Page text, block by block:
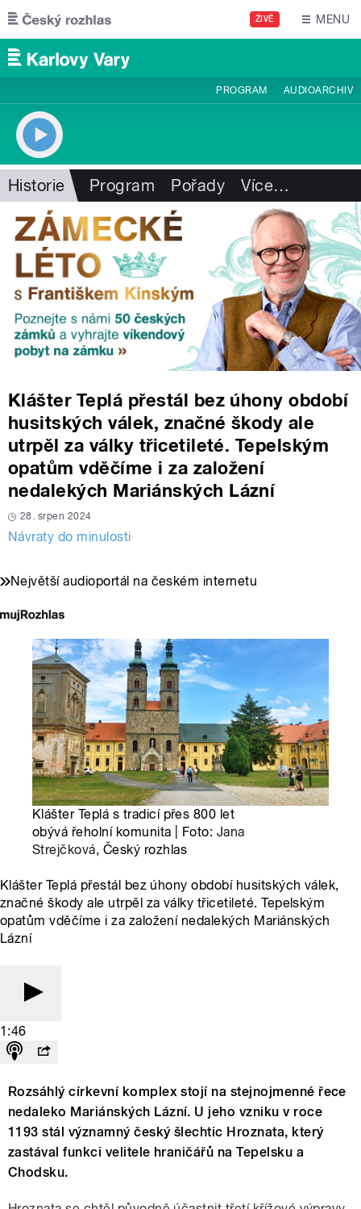
Přejít k hlavnímu obsahu
ŽIVĚ MENU
PROGRAM AUDIOARCHIV
Historie Program Pořady Více…
Klášter Teplá přestál bez úhony období
husitských válek, značné škody ale
utrpěl za války třicetileté. Tepelským
opatům vděčíme i za založení
nedalekých Mariánských Lázní
28. srpen 2024
Návraty do minulosti
Největší audioportál na českém internetu
Klášter Teplá s tradicí přes 800 let
obývá řeholní komunita | Foto: Jana
Strejčková, Český rozhlas
Klášter Teplá přestál bez úhony období husitských válek,
značné škody ale utrpěl za války třicetileté. Tepelským
opatům vděčíme i za založení nedalekých Mariánských
Lázní
1:46
Rozsáhlý církevní komplex stojí na stejnojmenné řece
nedaleko Mariánských Lázní. U jeho vzniku v roce
1193 stál významný český šlechtic Hroznata, který
zastával funkci velitele hraničářů na Tepelsku a
Chodsku.